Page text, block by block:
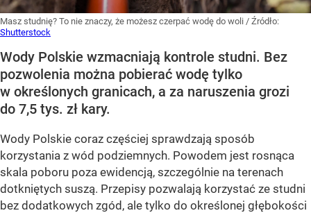
Masz studnię? To nie znaczy, że możesz czerpać wodę do woli / Źródło:
Shutterstock
Wody Polskie wzmacniają kontrole studni. Bez
pozwolenia można pobierać wodę tylko
w określonych granicach, a za naruszenia grozi
do 7,5 tys. zł kary.
Wody Polskie coraz częściej sprawdzają sposób
korzystania z wód podziemnych. Powodem jest rosnąca
skala poboru poza ewidencją, szczególnie na terenach
dotkniętych suszą. Przepisy pozwalają korzystać ze studni
bez dodatkowych zgód, ale tylko do określonej głębokości